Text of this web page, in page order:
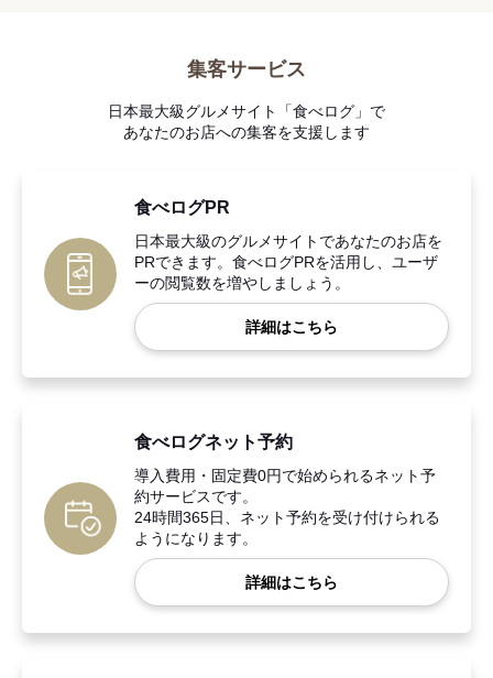
集客サービス
日本最大級グルメサイト「食べログ」で
あなたのお店への集客を支援します
食べログPR
日本最大級のグルメサイトであなたのお店を
PRできます。食べログPRを活用し、ユーザ
ーの閲覧数を増やしましょう。
詳細はこちら
食べログネット予約
導入費用・固定費0円で始められるネット予
約サービスです。
24時間365日、ネット予約を受け付けられる
ようになります。
詳細はこちら